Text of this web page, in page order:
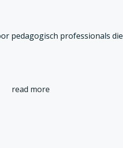
pedagogisch professionals die
read more